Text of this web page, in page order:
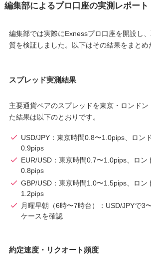
編集部によるプロ口座の実測レポート
編集部では実際にExnessプロ口座を開設し
質を検証しました。以下はその結果をまとめ
スプレッド実測結果
主要通貨ペアのスプレッドを東京・ロンドン
た結果は以下のとおりです。
USD/JPY：東京時間0.8〜1.0pips、ロン
0.9pips
EUR/USD：東京時間0.7〜1.0pips、ロン
0.8pips
GBP/USD：東京時間1.0〜1.5pips、ロン
1.2pips
月曜早朝（6時〜7時台）：USD/JPYで3
ケースを確認
約定速度・リクオート頻度